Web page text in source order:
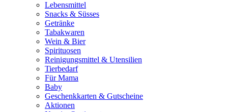
Lebensmittel
Snacks & Süsses
Getränke
Tabakwaren
Wein & Bier
Spirituosen
Reinigungsmittel & Utensilien
Tierbedarf
Für Mama
Baby
Geschenkkarten & Gutscheine
Aktionen